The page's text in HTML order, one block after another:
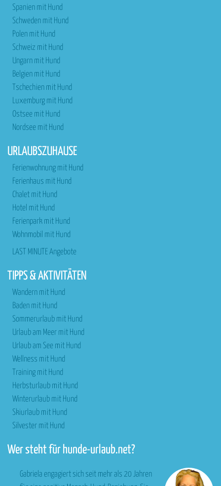
Spanien mit Hund
Schweden mit Hund
Polen mit Hund
Schweiz mit Hund
Ungarn mit Hund
Belgien mit Hund
Tschechien mit Hund
Luxemburg mit Hund
Ostsee mit Hund
Nordsee mit Hund
URLAUBSZUHAUSE
Ferienwohnung mit Hund
Ferienhaus mit Hund
Chalet mit Hund
Hotel mit Hund
Ferienpark mit Hund
Wohnmobil mit Hund
LAST MINUTE Angebote
TIPPS & AKTIVITÄTEN
Wandern mit Hund
Baden mit Hund
Sommerurlaub mit Hund
Urlaub am Meer mit Hund
Urlaub am See mit Hund
Wellness mit Hund
Training mit Hund
Herbsturlaub mit Hund
Winterurlaub mit Hund
Skiurlaub mit Hund
Silvester mit Hund
Wer steht für hunde-urlaub.net?
Gabriela engagiert sich seit mehr als 20 Jahren